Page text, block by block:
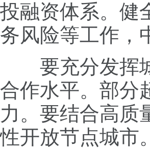
投融资体系。健
务风险等工作，
要充分发挥城
合作水平。部分
力。要结合高质
性开放节点城市